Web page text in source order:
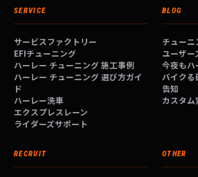
SERVICE
サービスファクトリー
EFIチューニング
ハーレー チューニング 施工事例
ハーレー チューニング 選び方ガイ
ド
ハーレー洗車
エクスプレスレーン
ライダーズサポート
BLOG
チューニ
ユーザー
今夜もハ
バイクる
告知
カスタム
RECRUIT OTHER